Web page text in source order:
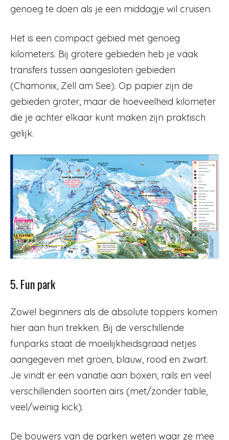
genoeg te doen als je een middagje wil cruisen.
Het is een compact gebied met genoeg
kilometers. Bij grotere gebieden heb je vaak
transfers tussen aangesloten gebieden
(Chamonix, Zell am See). Op papier zijn de
gebieden groter, maar de hoeveelheid kilometer
die je achter elkaar kunt maken zijn praktisch
gelijk.
5. Fun park
Zowel beginners als de absolute toppers komen
hier aan hun trekken. Bij de verschillende
funparks staat de moeilijkheidsgraad netjes
aangegeven met groen, blauw, rood en zwart.
Je vindt er een variatie aan boxen, rails en veel
verschillenden soorten airs (met/zonder table,
veel/weinig kick).
De bouwers van de parken weten waar ze mee